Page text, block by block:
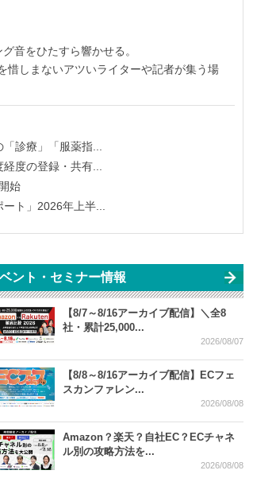
音をひたすら響かせる。
惜しまないアツいライターや記者が集う場
診療」「服薬指...
度の登録・共有...
始
ト」2026年上半...
ント・セミナー情報
【8/7～8/16アーカイブ配信】＼全8
社・累計25,000...
2026/08/07
【8/8～8/16アーカイブ配信】ECフェ
スカンファレン...
2026/08/08
Amazon？楽天？自社EC？ECチャネ
ル別の攻略方法を...
2026/08/08